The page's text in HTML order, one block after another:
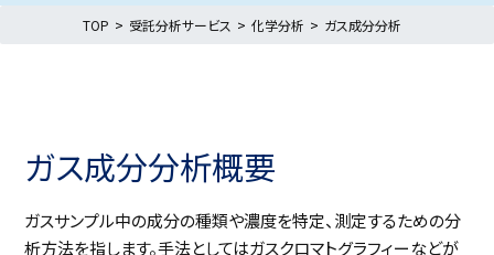
TOP 受託分析サービス 化学分析 ガス成分分析
ガス成分分析概要
ガスサンプル中の成分の種類や濃度を特定、測定するための分
析方法を指します。手法としてはガスクロマトグラフィーなどが